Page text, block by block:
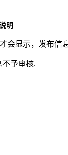
明
会显示，发布信
不予审核.